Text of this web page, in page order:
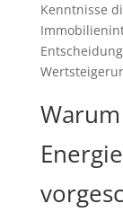
Kenntnisse